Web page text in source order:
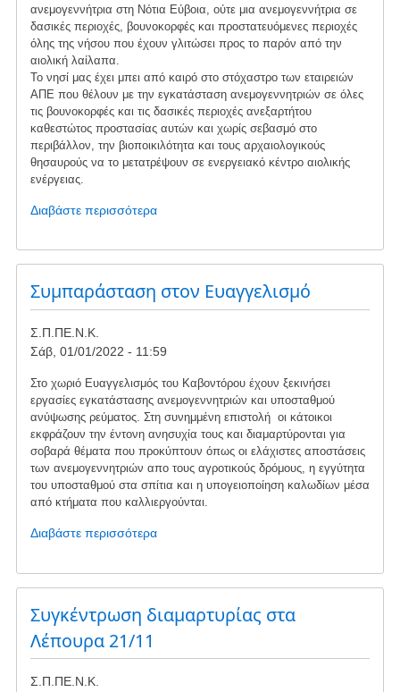
ανεμογεννήτρια στη Νότια Εύβοια, ούτε μια ανεμογεννήτρια σε
δασικές περιοχές, βουνοκορφές και προστατευόμενες περιοχές
όλης της νήσου που έχουν γλιτώσει προς το παρόν από την
αιολική λαίλαπα.
Το νησί μας έχει μπει από καιρό στο στόχαστρο των εταιρειών
ΑΠΕ που θέλουν με την εγκατάσταση ανεμογεννητριών σε όλες
τις βουνοκορφές και τις δασικές περιοχές ανεξαρτήτου
καθεστώτος προστασίας αυτών και χωρίς σεβασμό στο
περιβάλλον, την βιοποικιλότητα και τους αρχαιολογικούς
θησαυρούς να το μετατρέψουν σε ενεργειακό κέντρο αιολικής
ενέργειας.
Διαβάστε περισσότεραγια
Προσφυγή
στο
Συμβούλιο
κατά
της
τελευταίας
τροποποίησης
περιβαλλοντικών
όρων
εταιρίας
ΤΕΡΝΑ
για
αιολικούς
Καφηρέα
Συμπαράσταση στον Ευαγγελισμό
Σ.Π.ΠΕ.Ν.Κ.
Σάβ, 01/01/2022 - 11:59
Στο χωριό Ευαγγελισμός του Καβοντόρου έχουν ξεκινήσει
εργασίες εγκατάστασης ανεμογεννητριών και υποσταθμού
ανύψωσης ρεύματος. Στη συνημμένη επιστολή οι κάτοικοι
εκφράζουν την έντονη ανησυχία τους και διαμαρτύρονται για
σοβαρά θέματα που προκύπτουν όπως οι ελάχιστες αποστάσεις
των ανεμογεννητριών απο τους αγροτικούς δρόμους, η εγγύτητα
του υποσταθμού στα σπίτια και η υπογειοποίηση καλωδίων μέσα
από κτήματα που καλλιεργούνται.
Διαβάστε περισσότεραγια
Συμπαράσταση
στον
Συγκέντρωση διαμαρτυρίας στα
Λέπουρα 21/11
Σ.Π.ΠΕ.Ν.Κ.